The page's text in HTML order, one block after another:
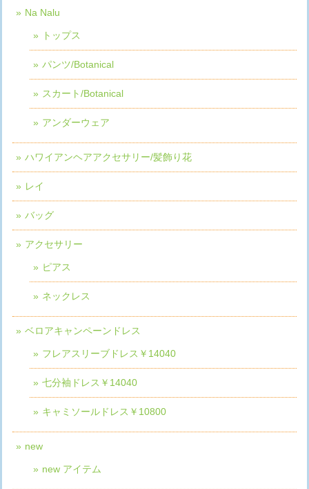
Na Nalu
トップス
パンツ/Botanical
スカート/Botanical
アンダーウェア
ハワイアンヘアアクセサリー/髪飾り花
レイ
バッグ
アクセサリー
ピアス
ネックレス
ベロアキャンペーンドレス
フレアスリーブドレス￥14040
七分袖ドレス￥14040
キャミソールドレス￥10800
new
new アイテム